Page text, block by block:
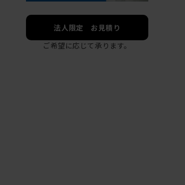
法人限定 お見積り
ご希望に応じて承ります。